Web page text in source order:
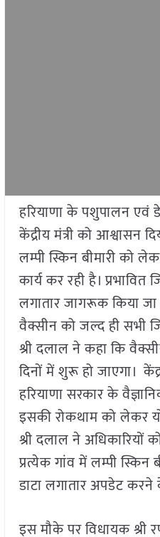
हरियाणा के पशुपालन एवं
केंद्रीय मंत्री को आश्वासन
लम्पी स्किन बीमारी को
कार्य कर रही है।
लगातार जागरूक किया जा
वैक्सीन को जल्द ही सभी
श्री दलाल ने कहा कि
दिनों में शुरू हो जाएगा।
हरियाणा सरकार के
इसकी रोकथाम को लेकर
श्री दलाल ने अधिकारियों
प्रत्येक गांव में लम्पी स्किन
डाटा लगातार अपडेट करने
इस मौके पर विधायक श्री